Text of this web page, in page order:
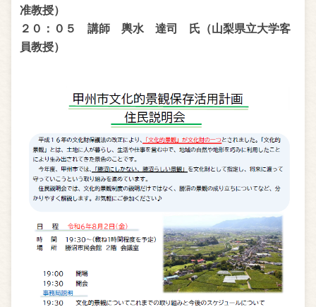
准教授）
２０：０５ 講師 輿水 達司 氏（山梨県立大学客
員教授）